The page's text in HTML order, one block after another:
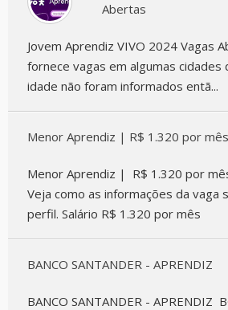
Abertas
Jovem Aprendiz VIVO 2024 Vagas
fornece vagas em algumas cidades
idade não foram informados entã...
Menor Aprendiz | R$ 1.320 por
Menor Aprendiz | R$ 1.320 por
Veja como as informações da vaga
perfil. Salário R$ 1.320 por mês
BANCO SANTANDER - APRENDIZ
BANCO SANTANDER - APRENDIZ